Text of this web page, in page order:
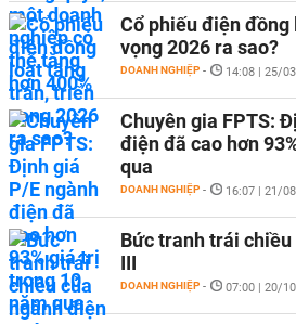
Cổ phiếu điện
vọng 2026 ra sao?
DOANH NGHIỆP - 14:08 | 25/
Chuyên gia FPTS:
điện đã cao hơn
qua
DOANH NGHIỆP - 16:07 | 21/
Bức tranh trái
III
DOANH NGHIỆP - 07:00 | 20/